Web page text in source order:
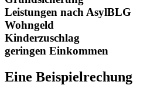
Leistungen nach AsylBLG
Wohngeld
Kinderzuschlag
geringen Einkommen
Eine Beispielrechung